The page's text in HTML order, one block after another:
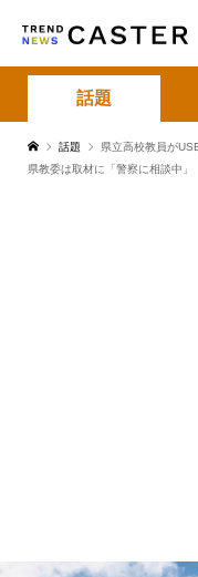
話題
話題
県立高校教員が
県教委は取材に「警察に相談中」